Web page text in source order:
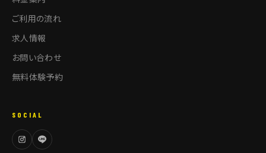
ご利用の流れ
求人情報
お問い合わせ
無料体験予約
SOCIAL